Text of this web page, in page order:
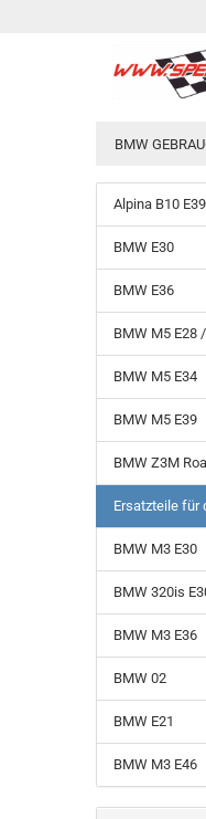
BMW
Alpina B10 E39
BMW E30
BMW E36
BMW M5 E28
BMW M5 E34
BMW M5 E39
BMW Z3M
Ersatzteile für
BMW M3 E30
BMW 320is
BMW M3 E36
BMW 02
BMW E21
BMW M3 E46